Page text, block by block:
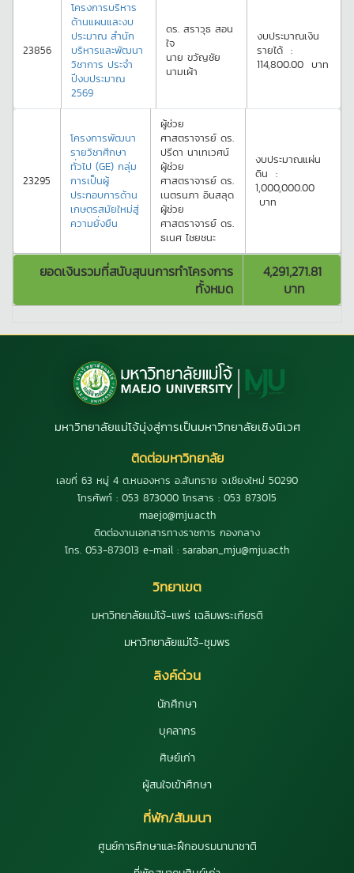
23856
โครงการบริหาร
ด้านแผนและงบ
ประมาณ สำนัก
บริหารและพัฒนา
วิชาการ ประจำ
ปีงบประมาณ
2569
ดร. สราวุธ สอน
ใจ
นาย ขวัญชัย
นามเผ้า
งบประมาณเงิน
รายได้ :
114,800.00 บาท
23295
โครงการพัฒนา
รายวิชาศึกษา
ทั่วไป (GE) กลุ่ม
การเป็นผู้
ประกอบการด้าน
เกษตรสมัยใหม่สู่
ความยั่งยืน
ผู้ช่วย
ศาสตราจารย์ ดร.
ปรีดา นาเทเวศน์
ผู้ช่วย
ศาสตราจารย์ ดร.
เนตรนภา อินสลุด
ผู้ช่วย
ศาสตราจารย์ ดร.
ธเนศ ไชยชนะ
งบประมาณแผ่น
ดิน :
1,000,000.00
บาท
ยอดเงินรวมที่สนับสุนนการทำโครงการ
ทั้งหมด
4,291,271.81
บาท
มหาวิทยาลัยแม่โจ้มุ่งสู่การเป็นมหาวิทยาลัยเชิงนิเวศ
ติดต่อมหาวิทยาลัย
เลขที่ 63 หมู่ 4 ต.หนองหาร อ.สันทราย จ.เชียงใหม่ 50290
โทรศัพท์ : 053 873000 โทรสาร : 053 873015
maejo@mju.ac.th
ติดต่องานเอกสารทางราชการ กองกลาง
โทร. 053-873013 e-mail : saraban_mju@mju.ac.th
วิทยาเขต
มหาวิทยาลัยแม่โจ้-แพร่ เฉลิมพระเกียรติ
มหาวิทยาลัยแม่โจ้-ชุมพร
ลิงค์ด่วน
นักศึกษา
บุคลากร
ศิษย์เก่า
ผู้สนใจเข้าศึกษา
ที่พัก/สัมมนา
ศูนย์การศึกษาและฝึกอบรมนานาชาติ